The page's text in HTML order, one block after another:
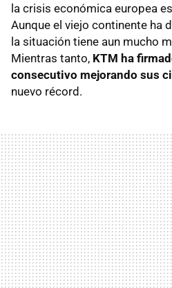
la crisis económica europea
Aunque el viejo continente ha
la situación tiene aun mucho
Mientras tanto, KTM ha
consecutivo mejorando sus
nuevo récord.